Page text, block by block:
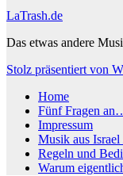
LaTrash.de
Das etwas andere
Stolz präsentiert von
Home
Fünf Fragen
Impressum
Musik aus
Regeln und
Warum